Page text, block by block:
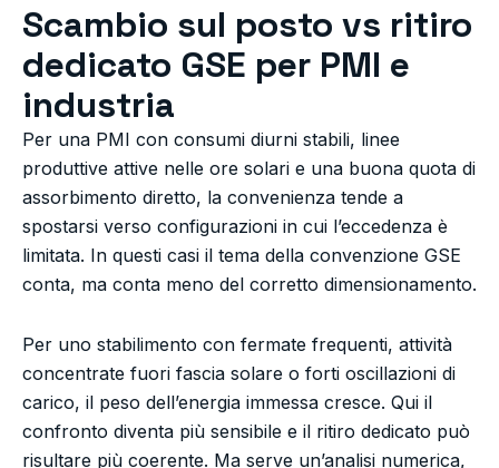
Scambio sul posto vs ritiro
dedicato GSE per PMI e
industria
Per una PMI con consumi diurni stabili, linee
produttive attive nelle ore solari e una buona quota di
assorbimento diretto, la convenienza tende a
spostarsi verso configurazioni in cui l’eccedenza è
limitata. In questi casi il tema della convenzione GSE
conta, ma conta meno del corretto dimensionamento.
Per uno stabilimento con fermate frequenti, attività
concentrate fuori fascia solare o forti oscillazioni di
carico, il peso dell’energia immessa cresce. Qui il
confronto diventa più sensibile e il ritiro dedicato può
risultare più coerente. Ma serve un’analisi numerica,